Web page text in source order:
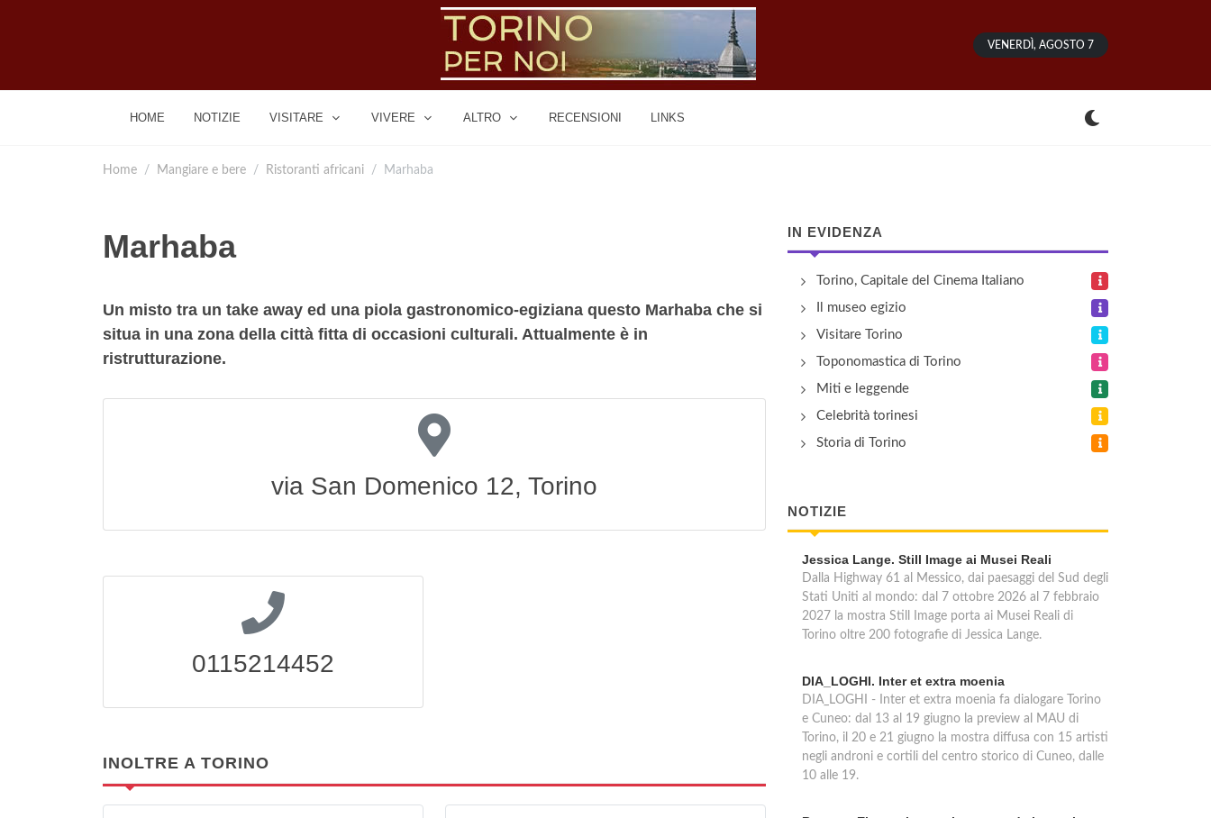
VENERDÌ, AGOSTO 7
HOME NOTIZIE VISITARE VIVERE ALTRO RECENSIONI LINKS
Home Mangiare e bere Ristoranti africani Marhaba
Marhaba
Un misto tra un take away ed una piola gastronomico-egiziana questo Marhaba che si
situa in una zona della città fitta di occasioni culturali. Attualmente è in
ristrutturazione.
via San Domenico 12, Torino
0115214452
INOLTRE A TORINO
IN EVIDENZA
Torino, Capitale del Cinema Italiano
Il museo egizio
Visitare Torino
Toponomastica di Torino
Miti e leggende
Celebrità torinesi
Storia di Torino
NOTIZIE
Jessica Lange. Still Image ai Musei Reali
Dalla Highway 61 al Messico, dai paesaggi del Sud degli
Stati Uniti al mondo: dal 7 ottobre 2026 al 7 febbraio
2027 la mostra Still Image porta ai Musei Reali di
Torino oltre 200 fotografie di Jessica Lange.
DIA_LOGHI. Inter et extra moenia
DIA_LOGHI - Inter et extra moenia fa dialogare Torino
e Cuneo: dal 13 al 19 giugno la preview al MAU di
Torino, il 20 e 21 giugno la mostra diffusa con 15 artisti
negli androni e cortili del centro storico di Cuneo, dalle
10 alle 19.